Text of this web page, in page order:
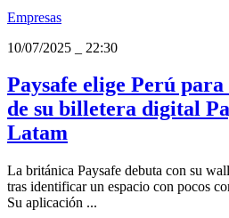
Empresas
10/07/2025
22:30
Paysafe elige Perú
de su billetera digital
Latam
La británica Paysafe debuta con su
tras identificar un espacio con pocos
Su aplicación ...